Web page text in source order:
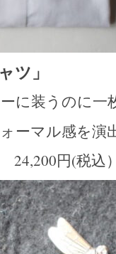
ツ」
に装うのに一
ーマル感を演
円(税込